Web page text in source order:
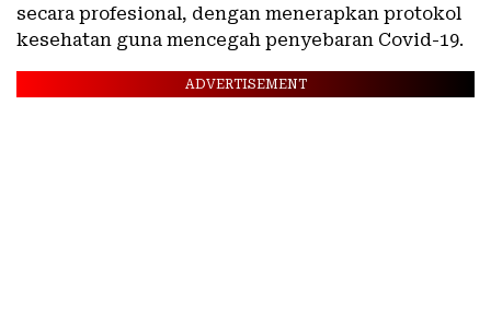
secara profesional, dengan menerapkan protokol
kesehatan guna mencegah penyebaran Covid-19.
ADVERTISEMENT